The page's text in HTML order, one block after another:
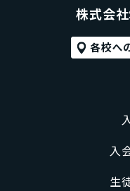
株式会
入
生